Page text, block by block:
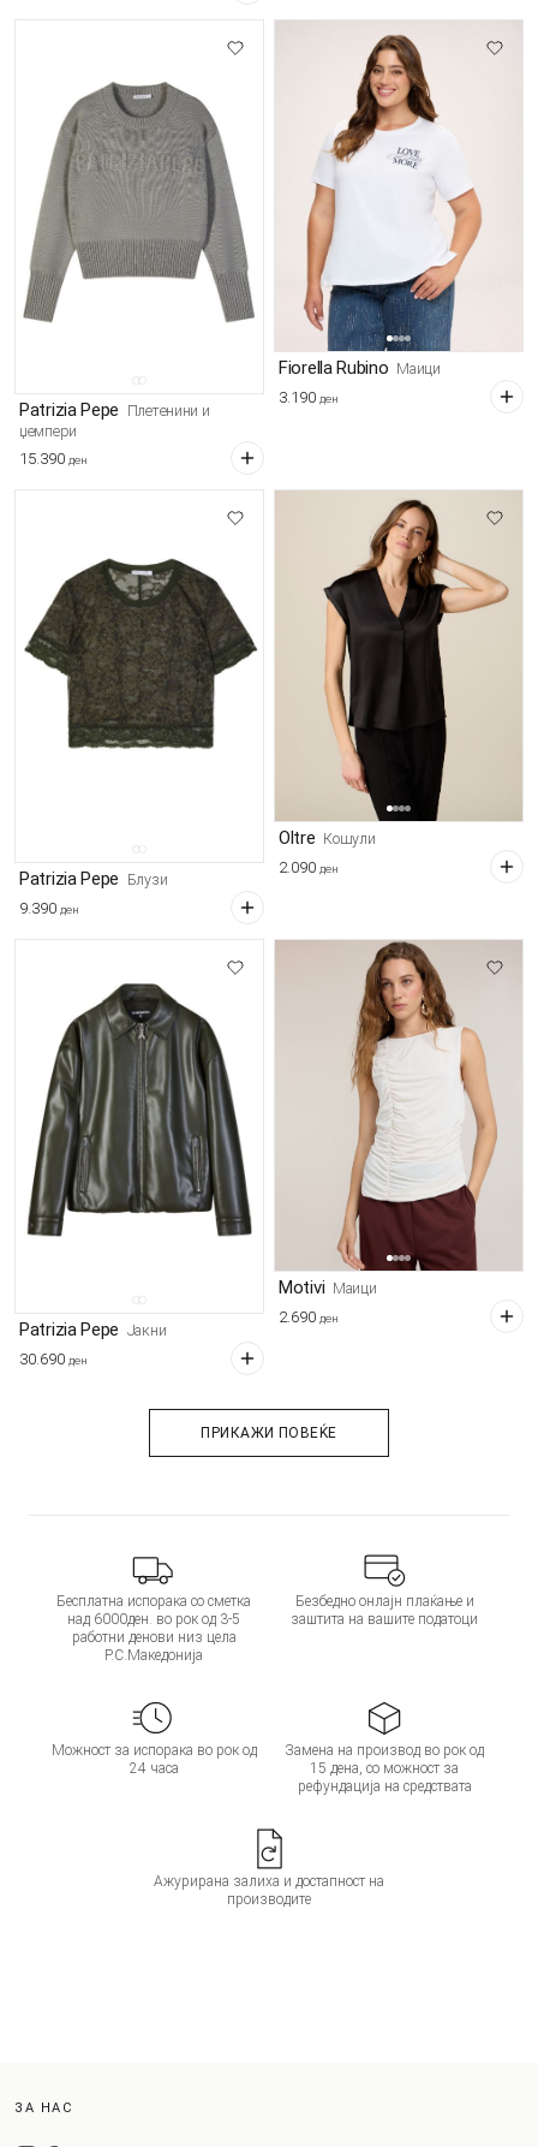
Patrizia Pepe Плетенини и
џемпери
15.390 ден
Fiorella Rubino Маици
3.190 ден
Patrizia Pepe Блузи
9.390 ден
Oltre Кошули
2.090 ден
Patrizia Pepe Јакни
30.690 ден
Motivi Маици
2.690 ден
ПРИКАЖИ ПОВЕЌЕ
Бесплатна испорака со сметка
над 6000ден. во рок од 3-5
работни денови низ цела
Р.С.Македонија
Безбедно онлајн плаќање и
заштита на вашите податоци
Можност за испорака во рок од
24 часа
Замена на производ во рок од
15 дена, со можност за
рефундација на средствата
Ажурирана залиха и достапност на
производите
ЗА НАС